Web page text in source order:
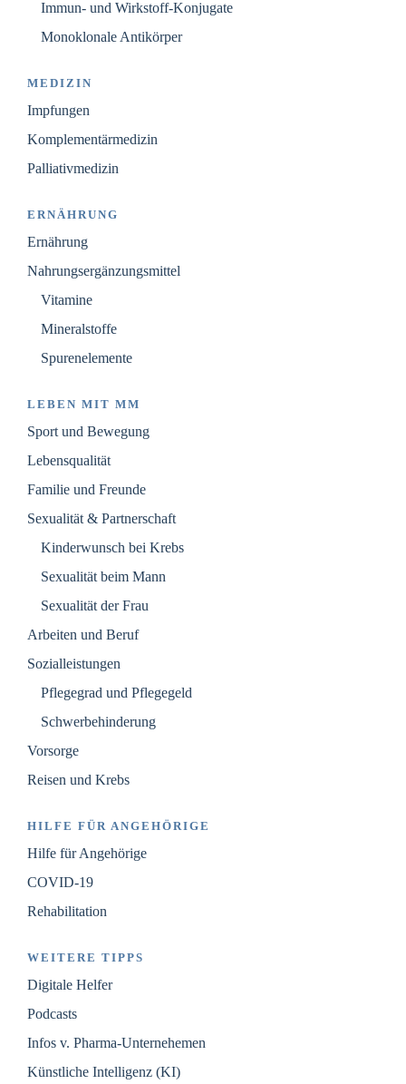
Immun- und Wirkstoff-Konjugate
Monoklonale Antikörper
MEDIZIN
Impfungen
Komplementärmedizin
Palliativmedizin
ERNÄHRUNG
Ernährung
Nahrungsergänzungsmittel
Vitamine
Mineralstoffe
Spurenelemente
LEBEN MIT MM
Sport und Bewegung
Lebensqualität
Familie und Freunde
Sexualität & Partnerschaft
Kinderwunsch bei Krebs
Sexualität beim Mann
Sexualität der Frau
Arbeiten und Beruf
Sozialleistungen
Pflegegrad und Pflegegeld
Schwerbehinderung
Vorsorge
Reisen und Krebs
HILFE FÜR ANGEHÖRIGE
Hilfe für Angehörige
COVID-19
Rehabilitation
WEITERE TIPPS
Digitale Helfer
Podcasts
Infos v. Pharma-Unternehemen
Künstliche Intelligenz (KI)